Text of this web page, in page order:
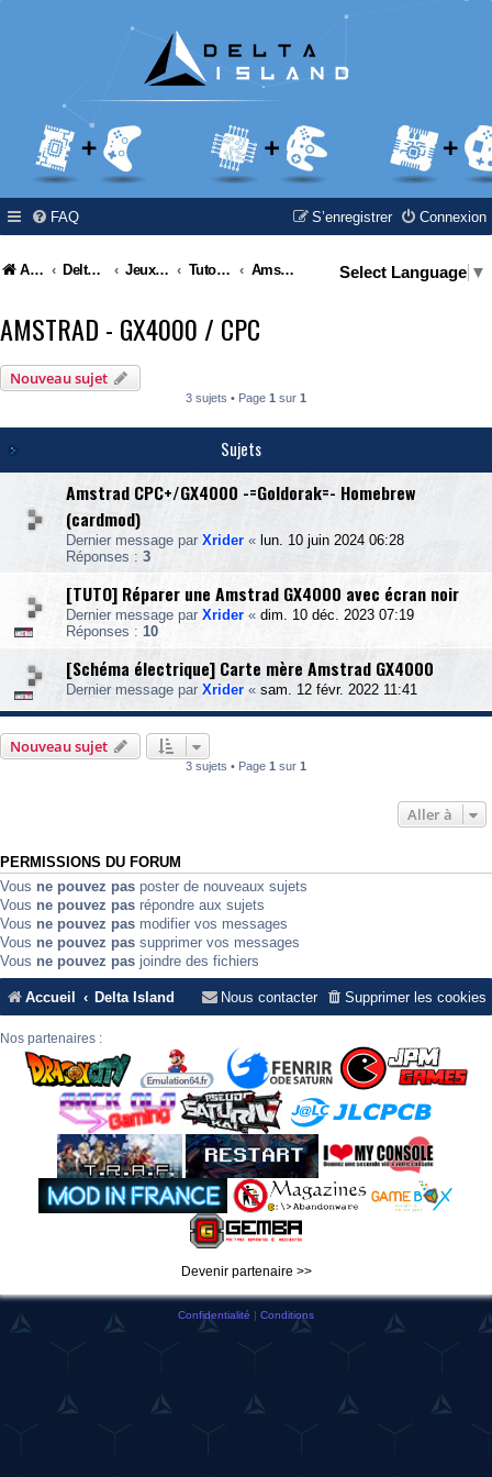
FAQ Connexion
S’enregistrer
Accueil Delta Island Jeux Video Tutoriel / Modding / Hack & Info Amstrad - GX4000 / CPC Select Language ▼
AMSTRAD - GX4000 / CPC
Nouveau sujet
3 sujets • Page 1 sur 1
Sujets
Amstrad CPC+/GX4000 -=Goldorak=- Homebrew
(cardmod)
Dernier message par Xrider « lun. 10 juin 2024 06:28
Réponses : 3
[TUTO] Réparer une Amstrad GX4000 avec écran noir
Dernier message par Xrider « dim. 10 déc. 2023 07:19
Réponses : 10
[Schéma électrique] Carte mère Amstrad GX4000
Dernier message par Xrider « sam. 12 févr. 2022 11:41
Nouveau sujet
3 sujets • Page 1 sur 1
Aller à
PERMISSIONS DU FORUM
Vous ne pouvez pas poster de nouveaux sujets
Vous ne pouvez pas répondre aux sujets
Vous ne pouvez pas modifier vos messages
Vous ne pouvez pas supprimer vos messages
Vous ne pouvez pas joindre des fichiers
Accueil Delta Island Supprimer les cookies
Nous contacter
Nos partenaires :
Devenir partenaire >>
Confidentialité | Conditions